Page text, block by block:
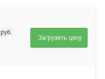
руб.
Загрузить цену